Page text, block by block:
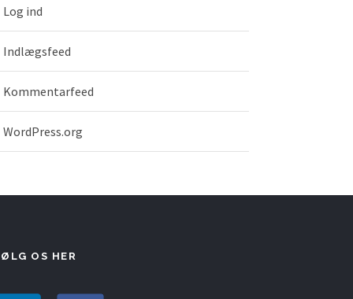
Log ind
Indlægsfeed
Kommentarfeed
WordPress.org
OS HER